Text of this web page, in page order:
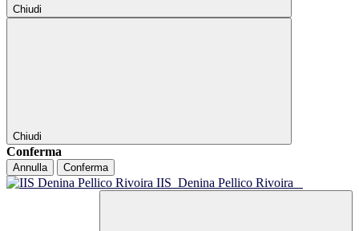
Chiudi
Chiudi
Conferma
Annulla Conferma
IIS Denina Pellico Rivoira